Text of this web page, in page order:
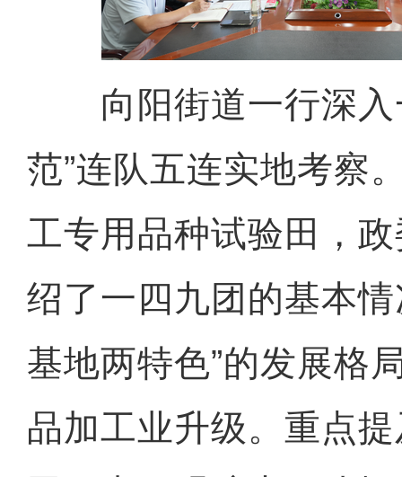
向阳街道一行深入
范”连队五连实地考察
工专用品种试验田，
绍了一四九团的基本
基地两特色”的发展格
品加工业升级。重点